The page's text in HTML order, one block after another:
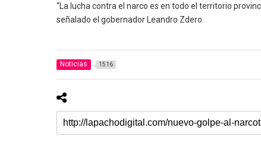
“La lucha contra el narco es en todo el territorio
señalado el gobernador Leandro Zdero.
Noticias 1516